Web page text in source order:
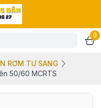
0
RƠM TƯ SANG
50/60 MCRTS